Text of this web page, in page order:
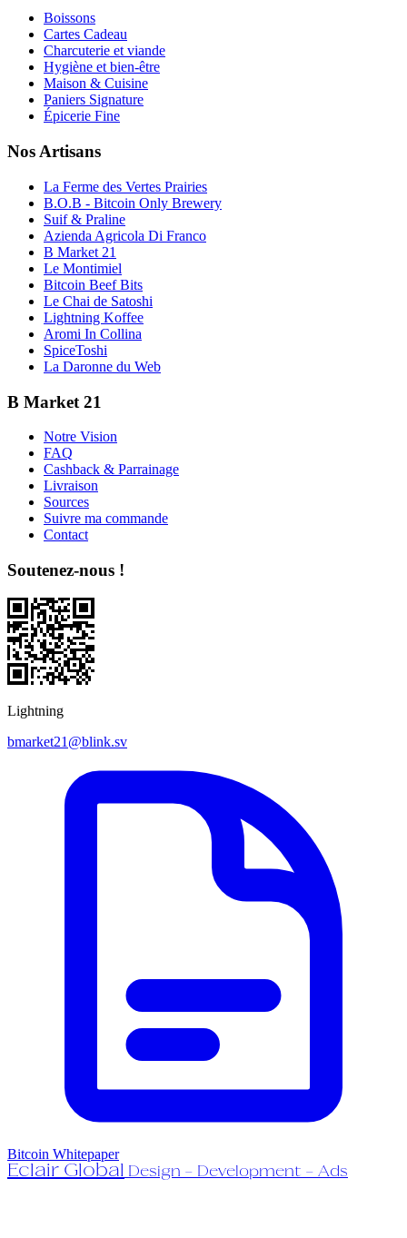
Boissons
Cartes Cadeau
Charcuterie et viande
Hygiène et bien-être
Maison & Cuisine
Paniers Signature
Épicerie Fine
Nos Artisans
La Ferme des Vertes Prairies
B.O.B - Bitcoin Only Brewery
Suif & Praline
Azienda Agricola Di Franco
B Market 21
Le Montimiel
Bitcoin Beef Bits
Le Chai de Satoshi
Lightning Koffee
Aromi In Collina
SpiceToshi
La Daronne du Web
B Market 21
Notre Vision
FAQ
Cashback & Parrainage
Livraison
Sources
Suivre ma commande
Contact
Soutenez-nous !
Lightning
bmarket21@blink.sv
Bitcoin Whitepaper
Eclair Global Design - Development - Ads